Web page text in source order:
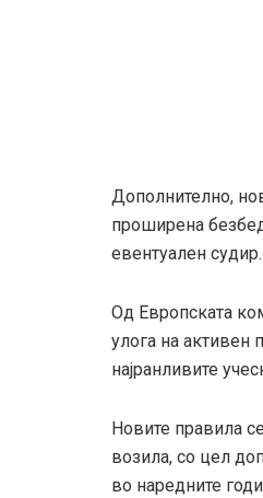
Дополнително,
проширена
евентуален судир.
Од Европската
улога на активен
најранливите
Новите правила
возила, со цел
во наредните